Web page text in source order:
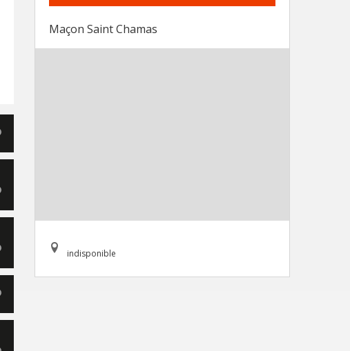
Maçon Saint Chamas
indisponible